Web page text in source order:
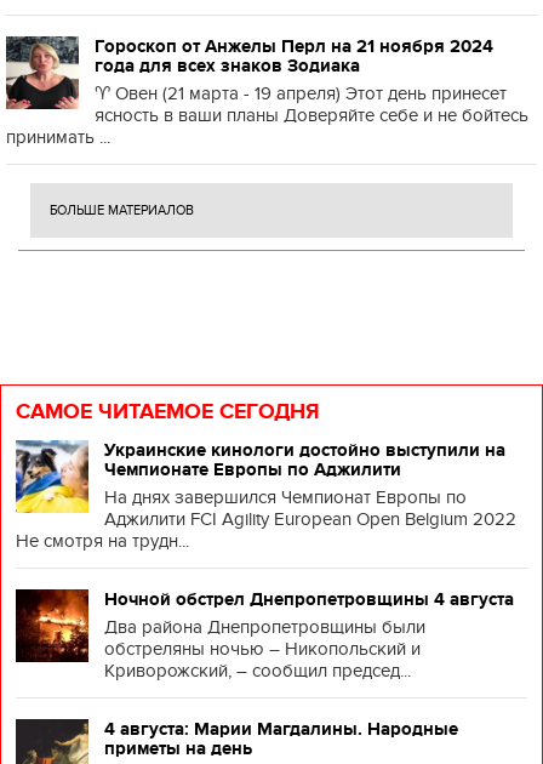
Гороскоп от Анжелы Перл на 21 ноября 2024
года для всех знаков Зодиака
♈️ Овен (21 марта - 19 апреля) Этот день принесет
ясность в ваши планы Доверяйте себе и не бойтесь
принимать ...
БОЛЬШЕ МАТЕРИАЛОВ
САМОЕ ЧИТАЕМОЕ СЕГОДНЯ
Украинские кинологи достойно выступили на
Чемпионате Европы по Аджилити
На днях завершился Чемпионат Европы по
Аджилити FCI Agility European Open Belgium 2022
Не смотря на трудн...
Ночной обстрел Днепропетровщины 4 августа
Два района Днепропетровщины были
обстреляны ночью – Никопольский и
Криворожский, – сообщил председ...
4 августа: Марии Магдалины. Народные
приметы на день